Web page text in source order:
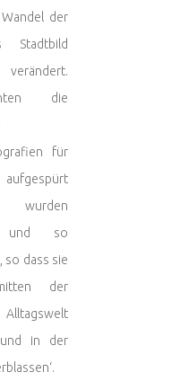
der
die
für
und so
so dass sie
der
und in der